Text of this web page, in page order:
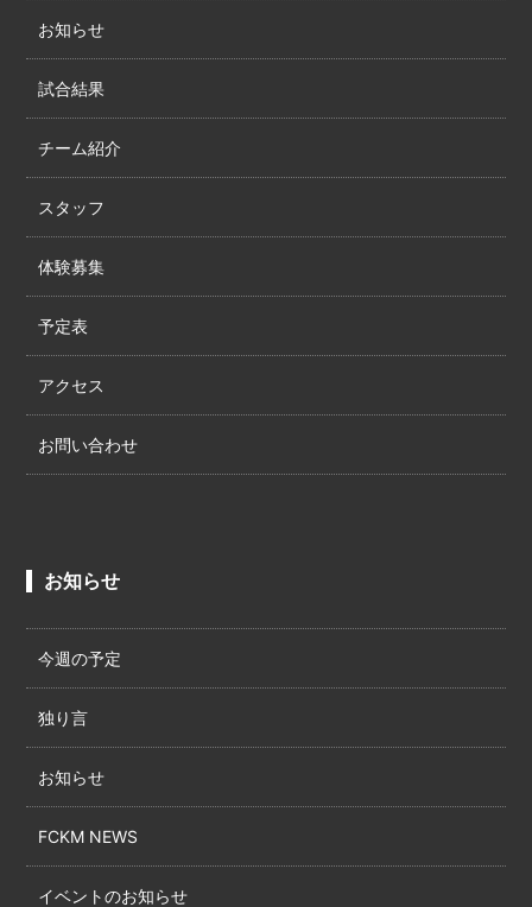
お知らせ
試合結果
チーム紹介
スタッフ
体験募集
予定表
アクセス
お問い合わせ
お知らせ
今週の予定
独り言
お知らせ
FCKM NEWS
イベントのお知らせ